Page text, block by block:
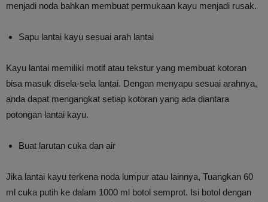
menjadi noda bahkan membuat permukaan kayu menjadi rusak.
Sapu lantai kayu sesuai arah lantai
Kayu lantai memiliki motif atau tekstur yang membuat kotoran
bisa masuk disela-sela lantai. Dengan menyapu sesuai arahnya,
anda dapat mengangkat setiap kotoran yang ada diantara
potongan lantai kayu.
Buat larutan cuka dan air
Jika lantai kayu terkena noda lumpur atau lainnya, Tuangkan 60
ml cuka putih ke dalam 1000 ml botol semprot. Isi botol dengan